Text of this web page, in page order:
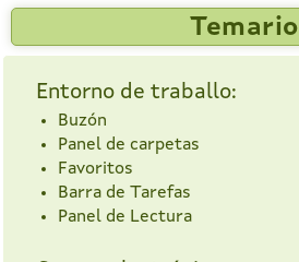
Temario
Entorno de traballo:
Buzón
Panel de carpetas
Favoritos
Barra de Tarefas
Panel de Lectura